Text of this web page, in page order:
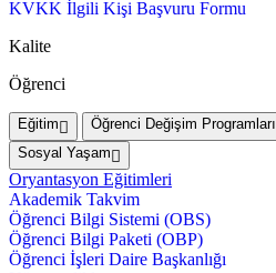
KVKK İlgili Kişi Başvuru Formu
Kalite
Öğrenci
Eğitim Öğrenci Değişim Programları
Sosyal Yaşam
Oryantasyon Eğitimleri
Akademik Takvim
Öğrenci Bilgi Sistemi (OBS)
Öğrenci Bilgi Paketi (OBP)
Öğrenci İşleri Daire Başkanlığı